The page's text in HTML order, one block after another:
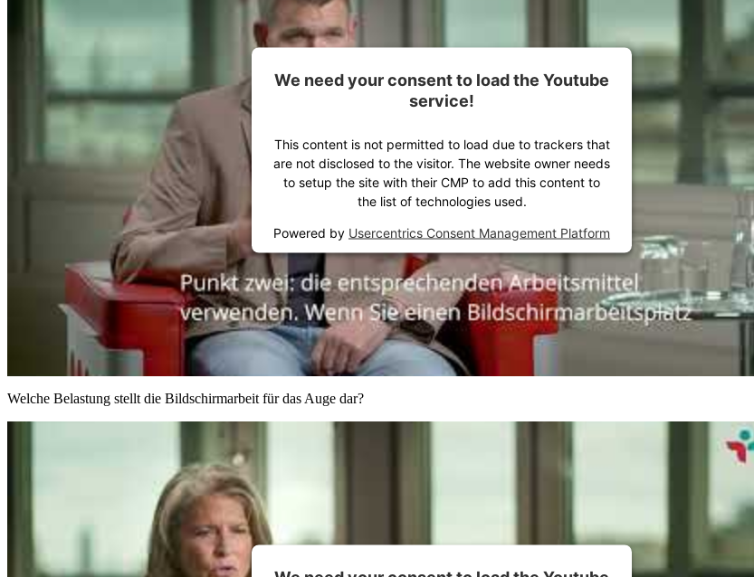
We need your consent to load the Youtube
service!
This content is not permitted to load due to trackers that
are not disclosed to the visitor. The website owner needs
to setup the site with their CMP to add this content to
the list of technologies used.
Powered by Usercentrics Consent Management Platform
Welche Belastung stellt die Bildschirmarbeit für das Auge dar?